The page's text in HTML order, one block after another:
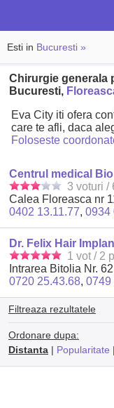
Esti in Bucuresti »
Chirurgie generala
Bucuresti,
Eva City iti ofera
care te afli, daca
Foloseste
Centrul medical
3 voturi /
Calea Floreasca nr
0402 13.11.77,0934
Dr. Felix Hair
1 vot / 2
Intrarea Bitolia Nr.
0720 25.43.68,0749
Filtreaza rezultatele
Ordonare dupa:
Distanta| Popularitate |